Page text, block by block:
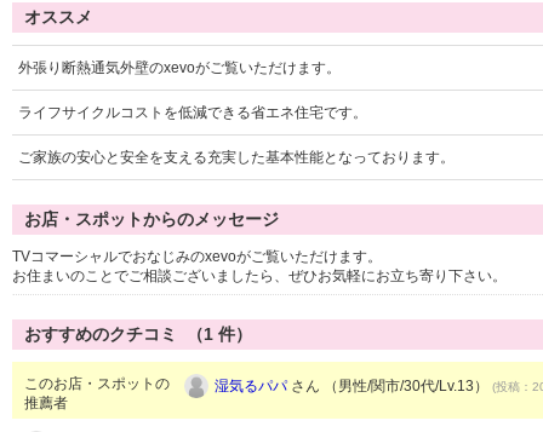
オススメ
外張り断熱通気外壁のxevoがご覧いただけます。
ライフサイクルコストを低減できる省エネ住宅です。
ご家族の安心と安全を支える充実した基本性能となっております。
お店・スポットからのメッセージ
TVコマーシャルでおなじみのxevoがご覧いただけます。
お住まいのことでご相談ございましたら、ぜひお気軽にお立ち寄り下さい。
おすすめのクチコミ （1 件）
このお店・スポットの
推薦者
湿気るパパさん （男性/関市/30代/Lv.13） (投稿：